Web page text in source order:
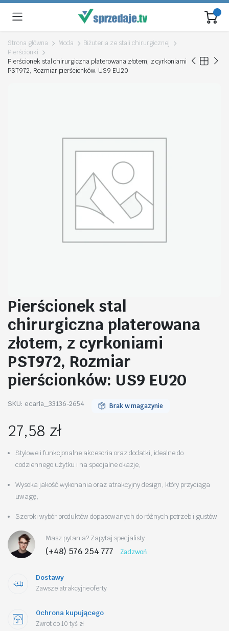
Strona główna Moda
Biżuteria ze stali chirurgicznej
Pierścionki
Pierścionek stal chirurgiczna platerowana złotem, z cyrkoniami
PST972, Rozmiar pierścionków: US9 EU20
Pierścionek stal
chirurgiczna platerowana
złotem, z cyrkoniami
PST972, Rozmiar
pierścionków: US9 EU20
SKU: ecarla_33136-2654 Brak w magazynie
27,58 zł
Stylowe i funkcjonalne akcesoria oraz dodatki, idealne do
codziennego użytku i na specjalne okazje,
Wysoka jakość wykonania oraz atrakcyjny design, który przyciąga
uwagę,
Szeroki wybór produktów dopasowanych do różnych potrzeb i gustów.
Masz pytania? Zapytaj specjalisty
(+48) 576 254 777 Zadzwoń
Dostawy
Zawsze atrakcyjne oferty
Ochrona kupującego
Zwrot do 10 tyś zł